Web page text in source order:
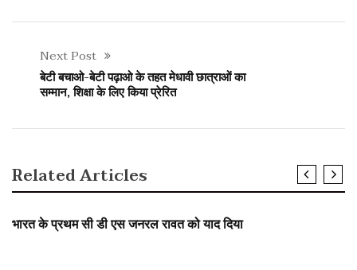
Next Post
बेटी बचाओ-बेटी पढ़ाओ के तहत मेधावी छात्राओं का
सम्मान, शिक्षा के लिए किया प्रेरित
Related Articles
भारत के प्रथम सी डी एस जनरल रावत को याद दिया